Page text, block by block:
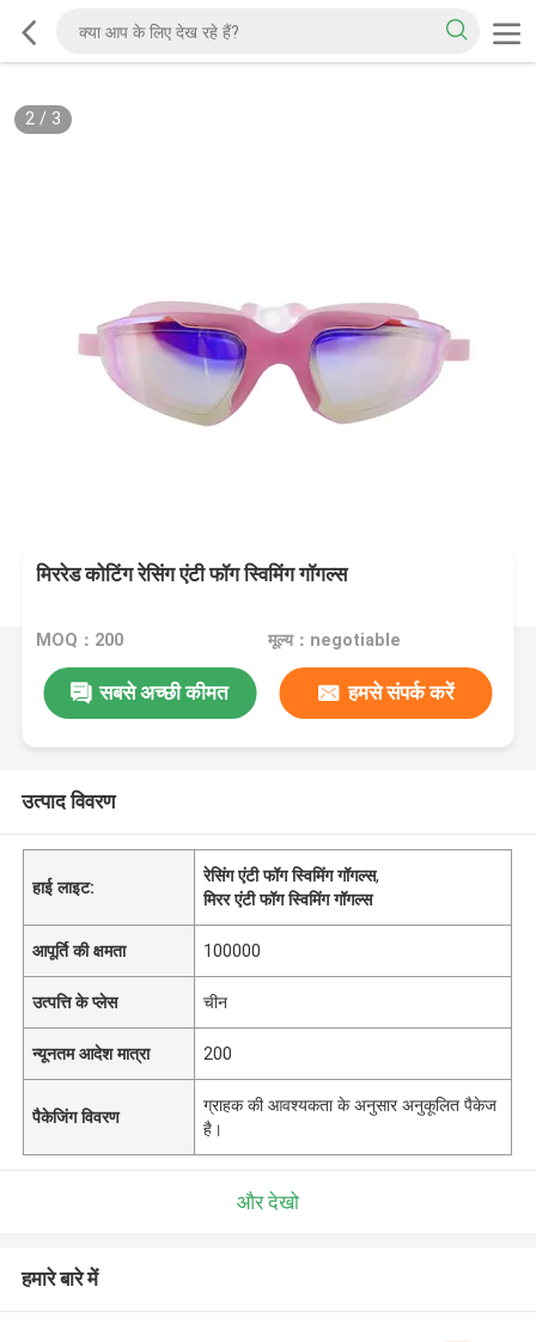
2/ 3
मिररेड कोटिंग रेसिंग एंटी फॉग स्विमिंग गॉगल्स
MOQ：200 मूल्य：negotiable
सबसे अच्छी कीमत हमसे संपर्क करें
उत्पाद विवरण
हाई लाइट:
रेसिंग एंटी फॉग स्विमिंग गॉगल्स,
मिरर एंटी फॉग स्विमिंग गॉगल्स
आपूर्ति की क्षमता 100000
उत्पत्ति के प्लेस चीन
न्यूनतम आदेश मात्रा 200
पैकेजिंग विवरण
ग्राहक की आवश्यकता के अनुसार अनुकूलित पैकेज
है।
और देखो
हमारे बारे में